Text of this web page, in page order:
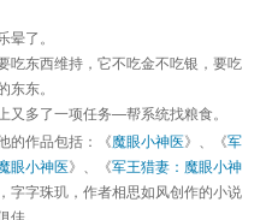
了。
吃东西维持，它不吃金不吃银，要吃
东。
又多了一项任务—帮系统找粮食。
的作品包括：《魔眼小神医》、《军
眼小神医》、《军王猎妻：魔眼小神
字字珠玑，作者相思如风创作的小说
。